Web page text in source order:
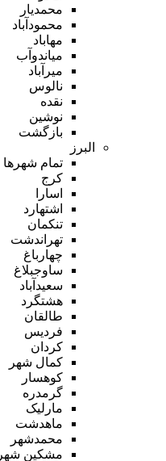
محمدیار
محمودآباد
مهاباد
میاندوآب
میرآباد
نالوس
نقده
نوشین
بازگشت
البرز
تمام شهر‌ها
کرج
اسارا
اشتهارد
تنکمان
تهراندشت
چهارباغ
ساوجبلاغ
سعیدآباد
هشتگرد
طالقان
فردیس
کردان
کمال شهر
کوهسار
گرمدره
مارلیک
ماهدشت
محمدشهر
مشکین شهر